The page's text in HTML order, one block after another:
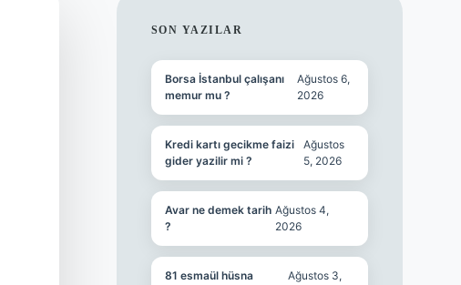
SIDEBAR
SON YAZILAR
Borsa İstanbul çalışanı
memur mu ?
Ağustos 6,
2026
Kredi kartı gecikme faizi
gider yazilir mi ?
Ağustos
5, 2026
Avar ne demek tarih
?
Ağustos 4,
2026
81 esmaül hüsna
Ağustos 3,